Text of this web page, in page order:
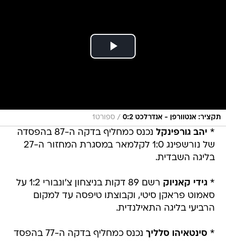
תקציר: אנטוורפן - אנדרלכט 0:2 / ספורט1
* יהב גורפינקל
נכנס כמחליף בדקה ה-87 בהפסדה
של נורשפינג 1:0 לקלמאר במסגרת המחזור ה-27
בליגה השבדית.
*גידי קאניוק
רשם 89 דקות בניצחון צ'ונבורי 1:2 על
סאמוט פראקן סיטי, וקבוצתו טיפסה עד למקום
הרביעי בליגה התאילנדית.
*סינטאיהו סלליך
נכנס כמחליף בדקה ה-77 בהפסד